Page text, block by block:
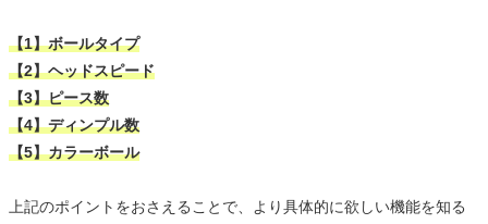
【1】ボールタイプ
【2】ヘッドスピード
【3】ピース数
【4】ディンプル数
【5】カラーボール
上記のポイントをおさえることで、より具体的に欲しい機能を知る